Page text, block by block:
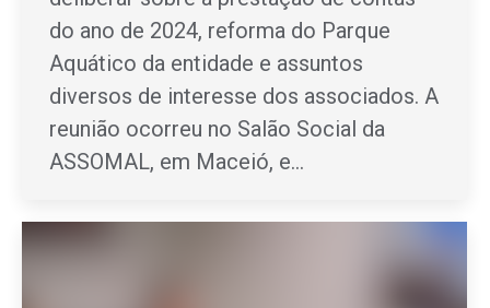
do ano de 2024, reforma do Parque
Aquático da entidade e assuntos
diversos de interesse dos associados. A
reunião ocorreu no Salão Social da
ASSOMAL, em Maceió, e…